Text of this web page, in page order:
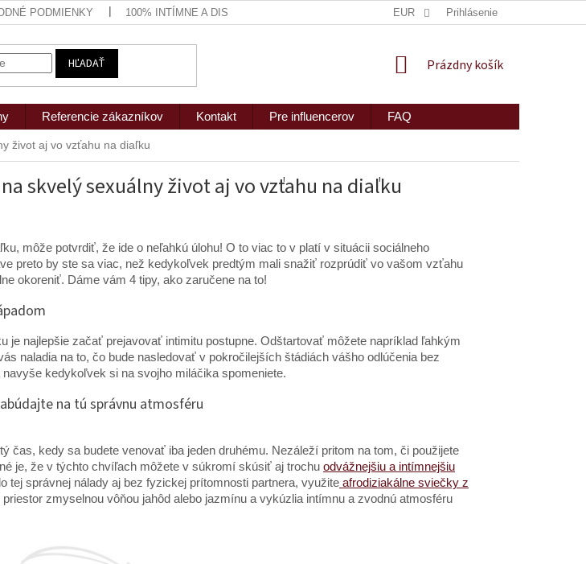
PODMIENKY 100% INTÍMNE A DISKRÉTNE ZASLANIE MAPA SERVERU 2PEOPLE S.R.O.
EUR Prihlásenie
HĽADAŤ
NÁKUPNÝ
Prázdny košík
Referencie zákazníkov Kontakt Pre influencerov FAQ
život aj vo vzťahu na diaľku
skvelý sexuálny život aj vo vzťahu na diaľku
môže potvrdiť, že ide o neľahkú úlohu! O to viac to v platí v situácii sociálneho
preto by ste sa viac, než kedykoľvek predtým mali snažiť rozprúdiť vo vašom vzťahu
okoreniť. Dáme vám 4 tipy, ako zaručene na to!
je najlepšie začať prejavovať intimitu postupne. Odštartovať môžete napríklad ľahkým
naladia na to, čo bude nasledovať v pokročilejších štádiách vášho odlúčenia bez
kedykoľvek si na svojho miláčika spomeniete.
na tú správnu atmosféru
čas, kedy sa budete venovať iba jeden druhému. Nezáleží pritom na tom, či použijete
je, že v týchto chvíľach môžete v súkromí skúsiť aj trochu odvážnejšiu a intímnejšiu
tej správnej nálady aj bez fyzickej prítomnosti partnera, využite afrodiziakálne sviečky z
priestor zmyselnou vôňou jahôd alebo jazmínu a vykúzlia intímnu a zvodnú atmosféru